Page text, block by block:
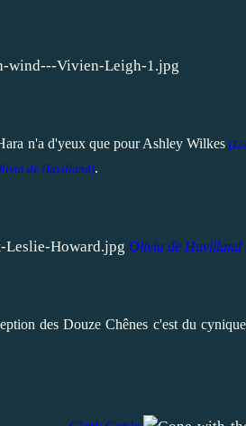
n'a d'yeux que pour Ashley Wilkes (
de Havilland).
Olivia de Havilland
des Douze Chênes c'est du